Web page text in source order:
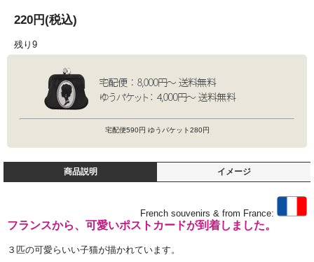
220円(税込)
残り9
宅配便590円 ゆうパケット280円
商品説明 イメージ
French souvenirs & from France:
フランスから、可愛いポストカードが到着しました。
３匹の可愛らいい子猫が描かれています。